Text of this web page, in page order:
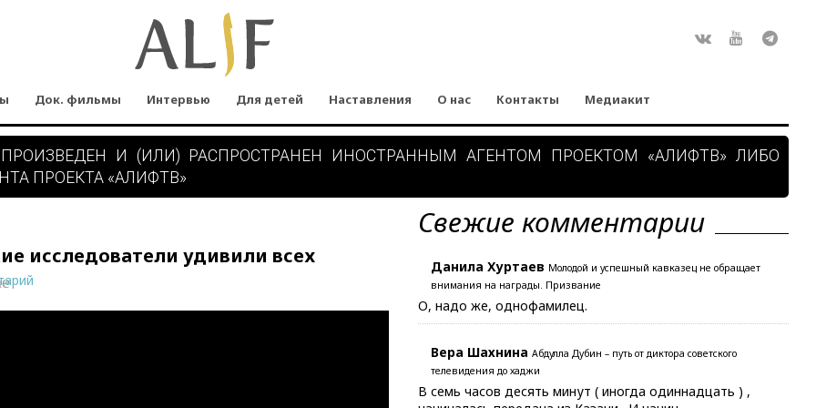
Док. фильмы Интервью Для детей Наставления О нас Контакты Медиакит
И (ИЛИ) РАСПРОСТРАНЕН ИНОСТРАННЫМ АГЕНТОМ ПРОЕКТОМ «АЛИФТВ» ЛИБО
ПРОЕКТА «АЛИФТВ»
исследователи удивили всех
Свежие комментарии
Данила Хуртаев Молодой и успешный кавказец не обращает
внимания на награды. Призвание
О, надо же, однофамилец.
Вера Шахнина Абдулла Дубин – путь от диктора советского
телевидения до хаджи
В семь часов десять минут ( иногда одиннадцать ) ,